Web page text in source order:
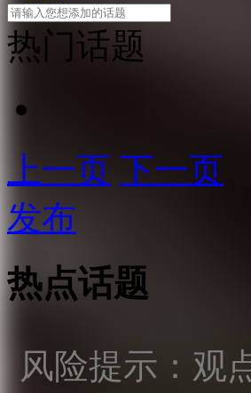
热门话题
上一页 下一页
发布
热点话题
风险提示：观